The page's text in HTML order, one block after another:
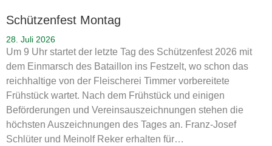
Schützenfest Montag
28. Juli 2026
Um 9 Uhr startet der letzte Tag des Schützenfest 2026 mit
dem Einmarsch des Bataillon ins Festzelt, wo schon das
reichhaltige von der Fleischerei Timmer vorbereitete
Frühstück wartet. Nach dem Frühstück und einigen
Beförderungen und Vereinsauszeichnungen stehen die
höchsten Auszeichnungen des Tages an. Franz-Josef
Schlüter und Meinolf Reker erhalten für…